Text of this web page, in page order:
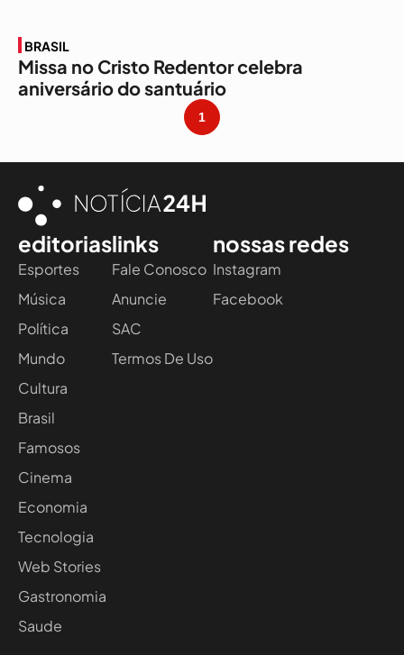
BRASIL
Missa no Cristo Redentor celebra
aniversário do santuário
1
editorias
Esportes
Música
Política
Mundo
Cultura
Brasil
Famosos
Cinema
Economia
Tecnologia
Web Stories
Gastronomia
Saude
links
Fale Conosco
Anuncie
SAC
Termos De Uso
nossas redes
Instagram
Facebook